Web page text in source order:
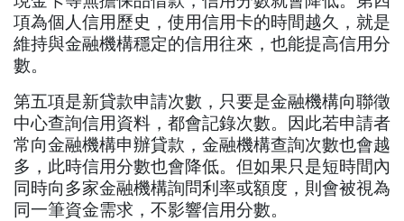
項為個人信用歷史，使用信用卡的時間越久，就是
維持與金融機構穩定的信用往來，也能提高信用分
數。
第五項是新貸款申請次數，只要是金融機構向聯徵
中心查詢信用資料，都會記錄次數。因此若申請者
常向金融機構申辦貸款，金融機構查詢次數也會越
多，此時信用分數也會降低。但如果只是短時間內
同時向多家金融機構詢問利率或額度，則會被視為
同一筆資金需求，不影響信用分數。